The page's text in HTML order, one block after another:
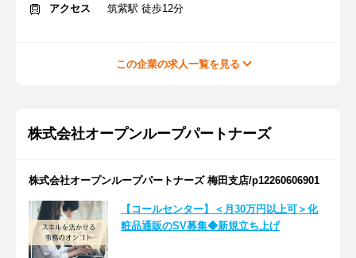
アクセス 筑紫駅 徒歩12分
この企業の求人一覧を見る
株式会社オープンループパートナーズ
株式会社オープンループパートナーズ 梅田支店/p12260606901
【コールセンター】＜月30万円以上可＞化
粧品通販のSV募集◆新規立ち上げ